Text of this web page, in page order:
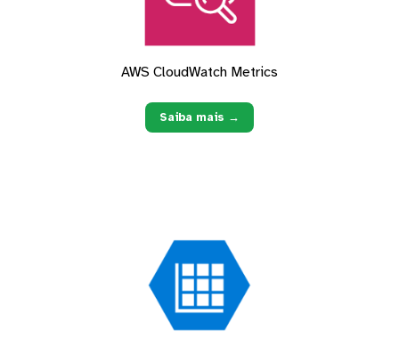
AWS CloudWatch Metrics
Saiba mais →